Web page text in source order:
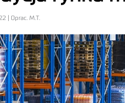
| Oprac. M.T.